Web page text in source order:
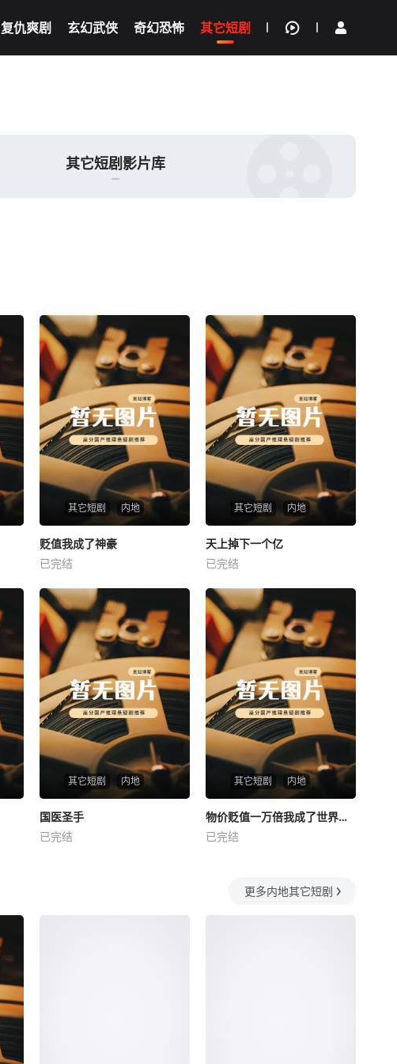
复仇爽剧 玄幻武侠 奇幻恐怖 其它短剧
我的观影记录
其它短剧影片库
其它短剧 内地
贬值我成了神豪
未知
贬值我成了神豪
已完结
其它短剧 内地
天上掉下一个亿
未知
天上掉下一个亿
已完结
其它短剧 内地
国医圣手
国医圣手
已完结
其它短剧 内地
物价贬值一万倍我成了世界首富
已完结
更多内地其它短剧